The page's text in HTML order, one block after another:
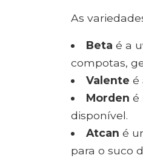
As
Beta é a
compotas,
Valente é
Morden é
disponível.
Atcan é
para o suco